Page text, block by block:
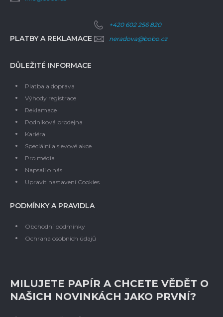
PLATBY A REKLAMACE
+420 602 256 820
neradova@bobo.cz
DŮLEŽITÉ INFORMACE
Platba a doprava
Výhody registrace
Reklamace
Podniková prodejna
Kariéra
Speciální a slevové akce
Pro média
Napsali o nás
Upravit nastavení Cookies
PODMÍNKY A PRAVIDLA
Obchodní podmínky
Ochrana osobních údajů
MILUJETE PAPÍR A CHCETE VĚDĚT O
NAŠICH NOVINKÁCH JAKO PRVNÍ?